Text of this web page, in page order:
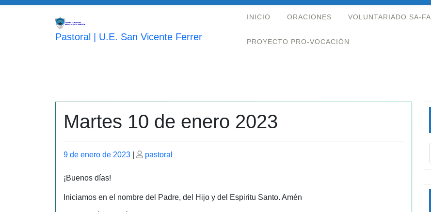
Saltar
Pastoral | U.E. San Vicente Ferrer
INICIO ORACIONES VOLUNTARIADO SA-FA
PROYECTO PRO-VOCACIÓN
Martes 10 de enero 2023
Publicado
9 de enero de 2023
Publicado
pastoral
¡Buenos días!
Iniciamos en el nombre del Padre, del Hijo y del Espiritu Santo. Amén